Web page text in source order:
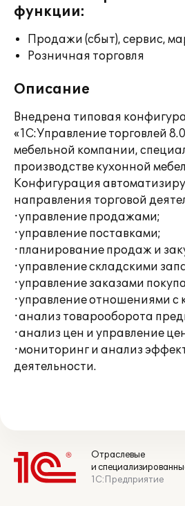
функции:
Продажи (сбыт), сервис,
Розничная торговля
Описание
Внедрена типовая
«1С:Управление торговлей
мебельной компании,
производстве кухонной
Конфигурация
направления торговой
·управление продажами;
·управление поставками;
·планирование продаж и
·управление складскими
·управление заказами
·управление отношениями с
·анализ товарооборота
·анализ цен и управление
·мониторинг и анализ
деятельности.
Отраслевые
и
1С:Предприятие